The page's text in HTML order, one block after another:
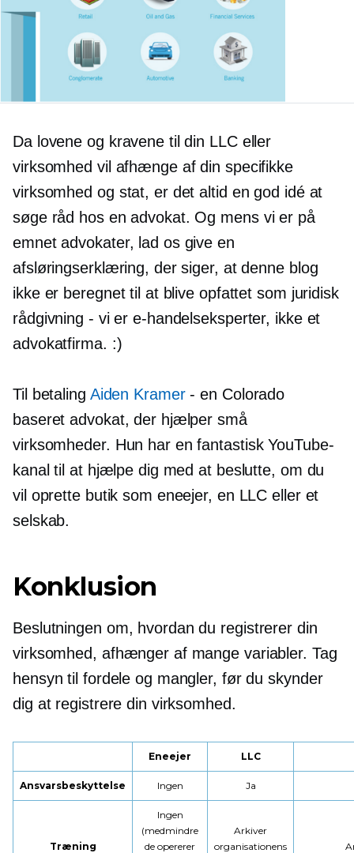
Da lovene og kravene til din LLC eller
virksomhed vil afhænge af din specifikke
virksomhed og stat, er det altid en god idé at
søge råd hos en advokat. Og mens vi er på
emnet advokater, lad os give en
afsløringserklæring, der siger, at denne blog
ikke er beregnet til at blive opfattet som juridisk
rådgivning - vi er e-handelseksperter, ikke et
advokatfirma. :)
Til betaling Aiden Kramer- en Colorado
baseret advokat, der hjælper små
virksomheder. Hun har en fantastisk YouTube-
kanal til at hjælpe dig med at beslutte, om du
vil oprette butik som eneejer, en LLC eller et
selskab.
Konklusion
Beslutningen om, hvordan du registrerer din
virksomhed, afhænger af mange variabler. Tag
hensyn til fordele og mangler, før du skynder
dig at registrere din virksomhed.
Eneejer LLC
Ansvarsbeskyttelse Ingen Ja
Træning
Ingen
(medmindre
de opererer
Arkiver
organisationens